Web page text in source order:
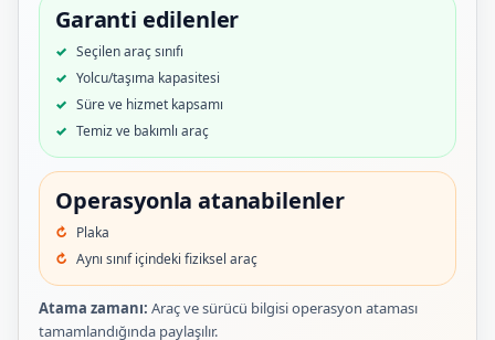
Garanti edilenler
Seçilen araç sınıfı
Yolcu/taşıma kapasitesi
Süre ve hizmet kapsamı
Temiz ve bakımlı araç
Operasyonla atanabilenler
Plaka
Aynı sınıf içindeki fiziksel araç
Atama zamanı: Araç ve sürücü bilgisi operasyon ataması
tamamlandığında paylaşılır.